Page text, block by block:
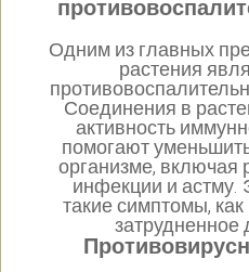
Одним из главных
растения
Соединения в
активность
помогают
организме, включая
инфекции и астму.
такие симптомы,
затрудненное